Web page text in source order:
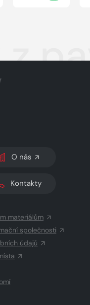
z
SVĚTLÝ/TMAVÝ REŽIM
O nás
Kontakty
materiálům
společnosti
údajů